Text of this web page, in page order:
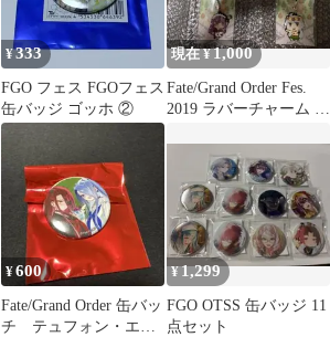
¥333
FGO フェス FGOフェス
缶バッジ ゴッホ ②
現在 ¥1,000
Fate/Grand Order Fes.
2019 ラバーチャーム 4
¥600
Fate/Grand Order 缶バッ
チ テュフォン・エフ
¥1,299
FGO OTSS 缶バッジ 11
点セット